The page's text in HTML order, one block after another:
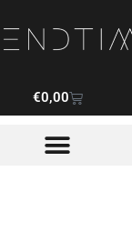
€0,00